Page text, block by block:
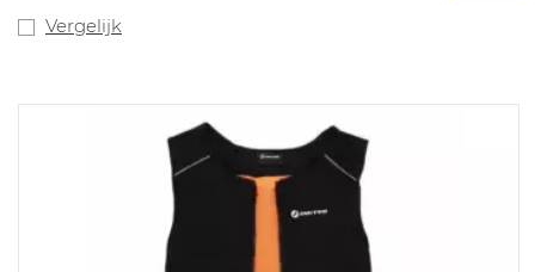
Vergelijk